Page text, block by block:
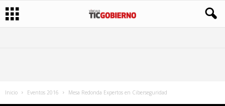
Inicio Eventos 2016 Mesa Redonda Expertos en Ciberseguridad